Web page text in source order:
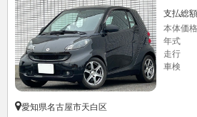
支払総額
本体価格
年式
走行
車検
愛知県名古屋市天白区